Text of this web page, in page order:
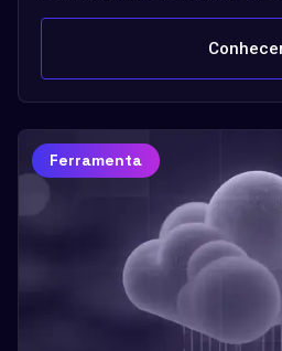
Ferramenta